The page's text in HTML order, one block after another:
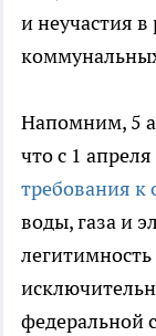
и неучастия
Напомним, 5
что с 1
требования
воды, газа и
федеральной